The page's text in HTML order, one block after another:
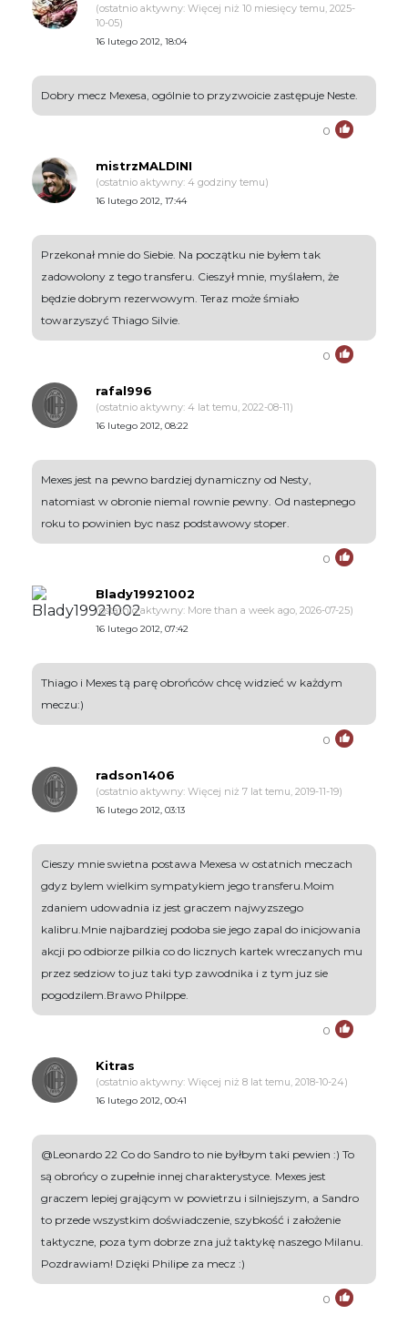
(ostatnio aktywny: Więcej niż 10 miesięcy temu, 2025-
10-05)
16 lutego 2012, 18:04
Dobry mecz Mexesa, ogólnie to przyzwoicie zastępuje Neste.
0
mistrzMALDINI
(ostatnio aktywny: 4 godziny temu)
16 lutego 2012, 17:44
Przekonał mnie do Siebie. Na początku nie byłem tak
zadowolony z tego transferu. Cieszył mnie, myślałem, że
będzie dobrym rezerwowym. Teraz może śmiało
towarzyszyć Thiago Silvie.
0
rafal996
(ostatnio aktywny: 4 lat temu, 2022-08-11)
16 lutego 2012, 08:22
Mexes jest na pewno bardziej dynamiczny od Nesty,
natomiast w obronie niemal rownie pewny. Od nastepnego
roku to powinien byc nasz podstawowy stoper.
0
Blady19921002
(ostatnio aktywny: More than a week ago, 2026-07-25)
16 lutego 2012, 07:42
Thiago i Mexes tą parę obrońców chcę widzieć w każdym
meczu:)
0
radson1406
(ostatnio aktywny: Więcej niż 7 lat temu, 2019-11-19)
16 lutego 2012, 03:13
Cieszy mnie swietna postawa Mexesa w ostatnich meczach
gdyz bylem wielkim sympatykiem jego transferu.Moim
zdaniem udowadnia iz jest graczem najwyzszego
kalibru.Mnie najbardziej podoba sie jego zapal do inicjowania
akcji po odbiorze pilkia co do licznych kartek wreczanych mu
przez sedziow to juz taki typ zawodnika i z tym juz sie
pogodzilem.Brawo Philppe.
0
Kitras
(ostatnio aktywny: Więcej niż 8 lat temu, 2018-10-24)
16 lutego 2012, 00:41
@Leonardo 22 Co do Sandro to nie byłbym taki pewien :) To
są obrońcy o zupełnie innej charakterystyce. Mexes jest
graczem lepiej grającym w powietrzu i silniejszym, a Sandro
to przede wszystkim doświadczenie, szybkość i założenie
taktyczne, poza tym dobrze zna już taktykę naszego Milanu.
Pozdrawiam! Dzięki Philipe za mecz :)
0